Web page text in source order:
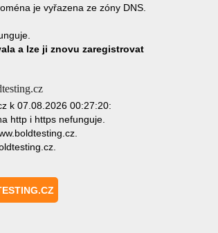
je vyřazena ze zóny DNS.
a lze ji znovu zaregistrovat
k 07.08.2026 00:27:20:
http i https nefunguje.